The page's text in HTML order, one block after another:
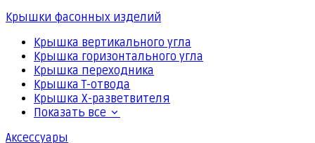
Крышки фасонных изделий
Крышка вертикального угла
Крышка горизонтального угла
Крышка переходника
Крышка Т-отвода
Крышка Х-разветвителя
Показать все
Аксессуары